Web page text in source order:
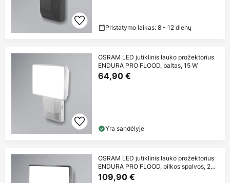
Pristatymo laikas: 8 - 12 dienų
OSRAM LED jutiklinis lauko prožektorius
ENDURA PRO FLOOD, baltas, 15 W
64,90 €
Yra sandėlyje
OSRAM LED jutiklinis lauko prožektorius
ENDURA PRO FLOOD, pilkos spalvos, 27
W
109,90 €